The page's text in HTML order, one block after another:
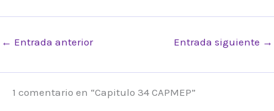
← Entrada anterior Entrada siguiente →
1 comentario en “Capitulo 34 CAPMEP”